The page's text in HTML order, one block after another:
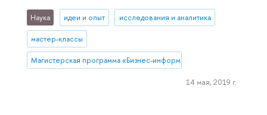
Наука идеи и опыт исследования и аналитика
мастер-классы
Магистерская программа «Бизнес-информатика» (Нижний
14 мая, 2019 г.